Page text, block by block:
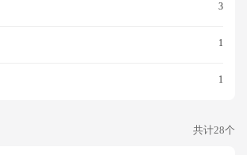
3
1
1
共计28个